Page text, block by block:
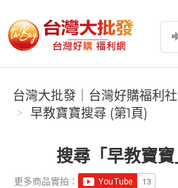
台灣大批發｜台灣好購福利社
台灣大批發｜台灣好購福利社
早教寶寶搜尋 (第1頁)
搜尋「早教寶
更多商品實拍：